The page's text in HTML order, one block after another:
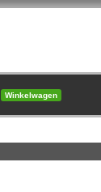
Winkelwagen